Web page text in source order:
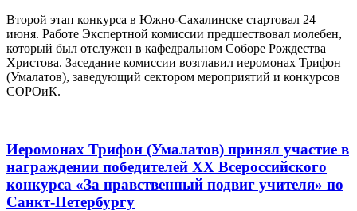
Второй этап конкурса в Южно-Сахалинске стартовал 24
июня. Работе Экспертной комиссии предшествовал молебен,
который был отслужен в кафедральном Соборе Рождества
Христова. Заседание комиссии возглавил иеромонах Трифон
(Умалатов), заведующий сектором мероприятий и конкурсов
СОРОиК.
Иеромонах Трифон (Умалатов) принял участие в
награждении победителей XX Всероссийского
конкурса «За нравственный подвиг учителя» по
Санкт-Петербургу